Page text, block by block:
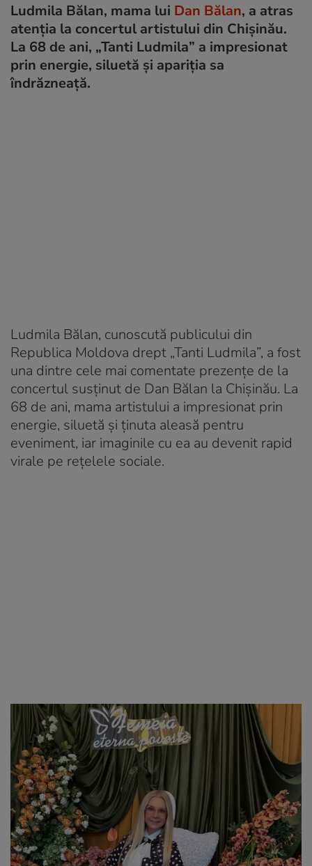
Ludmila Bălan, mama lui Dan Bălan, a atras
atenția la concertul artistului din Chișinău.
La 68 de ani, „Tanti Ludmila” a impresionat
prin energie, siluetă și apariția sa
îndrăzneață.
Ludmila Bălan, cunoscută publicului din
Republica Moldova drept „Tanti Ludmila”, a fost
una dintre cele mai comentate prezențe de la
concertul susținut de Dan Bălan la Chișinău. La
68 de ani, mama artistului a impresionat prin
energie, siluetă și ținuta aleasă pentru
eveniment, iar imaginile cu ea au devenit rapid
virale pe rețelele sociale.